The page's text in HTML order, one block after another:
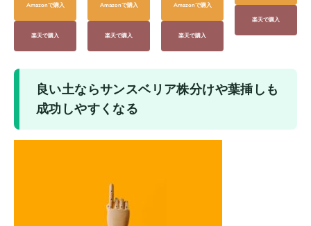
Amazonで購入
楽天で購入
Amazonで購入
楽天で購入
Amazonで購入
楽天で購入
楽天で購入
良い土ならサンスベリア株分けや葉挿しも
成功しやすくなる